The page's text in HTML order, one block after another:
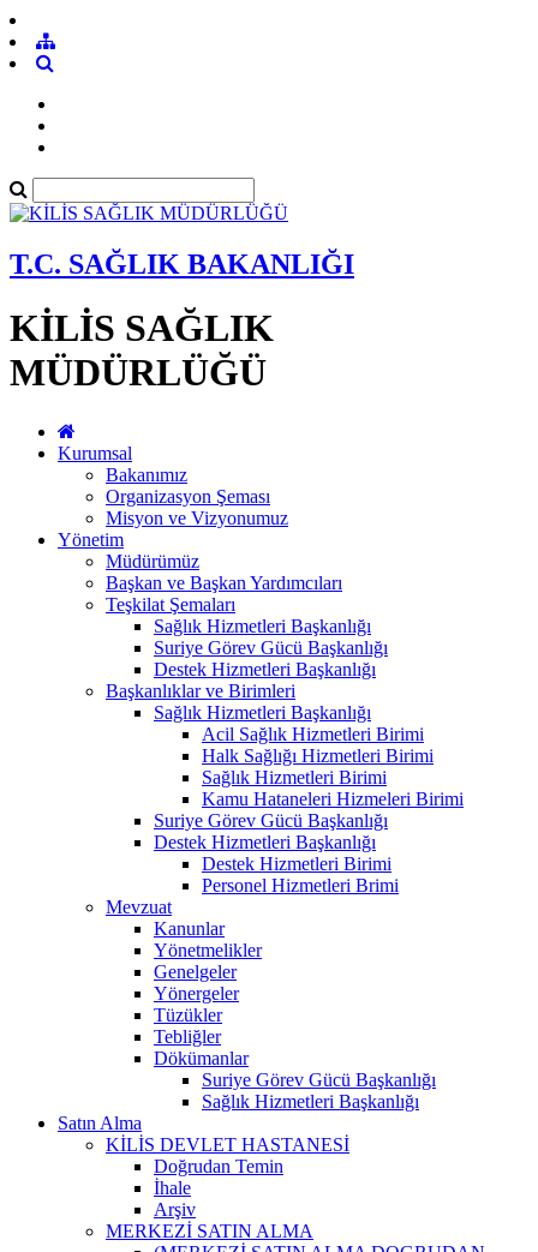
T.C. SAĞLIK BAKANLIĞI
KİLİS SAĞLIK
MÜDÜRLÜĞÜ
Kurumsal
Bakanımız
Organizasyon Şeması
Misyon ve Vizyonumuz
Yönetim
Müdürümüz
Başkan ve Başkan Yardımcıları
Teşkilat Şemaları
Sağlık Hizmetleri Başkanlığı
Suriye Görev Gücü Başkanlığı
Destek Hizmetleri Başkanlığı
Başkanlıklar ve Birimleri
Sağlık Hizmetleri Başkanlığı
Acil Sağlık Hizmetleri Birimi
Halk Sağlığı Hizmetleri Birimi
Sağlık Hizmetleri Birimi
Kamu Hataneleri Hizmeleri Birimi
Suriye Görev Gücü Başkanlığı
Destek Hizmetleri Başkanlığı
Destek Hizmetleri Birimi
Personel Hizmetleri Brimi
Mevzuat
Kanunlar
Yönetmelikler
Genelgeler
Yönergeler
Tüzükler
Tebliğler
Dökümanlar
Suriye Görev Gücü Başkanlığı
Sağlık Hizmetleri Başkanlığı
Satın Alma
KİLİS DEVLET HASTANESİ
Doğrudan Temin
İhale
Arşiv
MERKEZİ SATIN ALMA